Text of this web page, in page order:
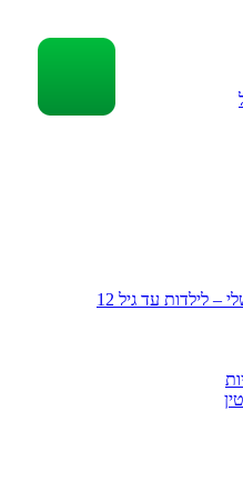
לילדות עד גיל 12